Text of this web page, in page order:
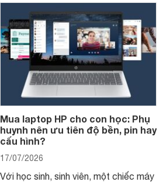
Mua laptop HP cho con học: Phụ
huynh nên ưu tiên độ bền, pin hay
cấu hình?
17/07/2026
Với học sinh, sinh viên, một chiếc máy